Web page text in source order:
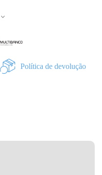
Política de devolução